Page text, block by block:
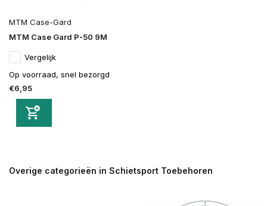
MTM Case-Gard
MTM Case Gard P-50 9M
Vergelijk
Op voorraad, snel bezorgd
€6,95
Overige categorieën in Schietsport Toebehoren